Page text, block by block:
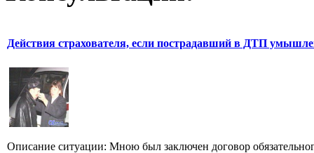
Действия страхователя, если пострадавший в ДТП
Описание ситуации: Мною был заключен договор